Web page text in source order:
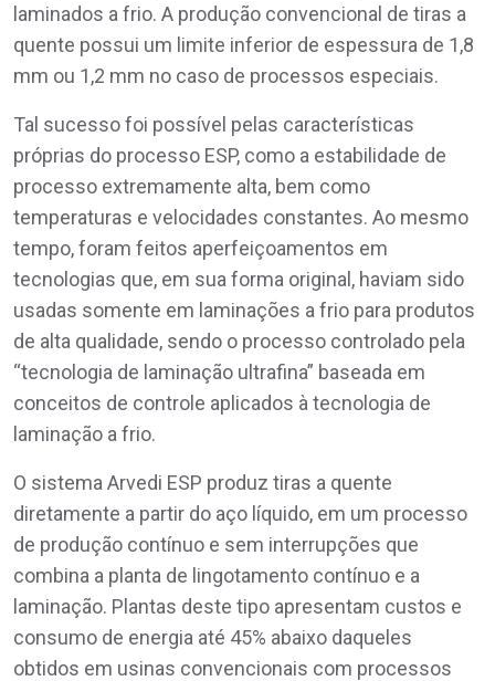
laminados a frio. A produção convencional de tiras a
quente possui um limite inferior de espessura de 1,8
mm ou 1,2 mm no caso de processos especiais.
Tal sucesso foi possível pelas características
próprias do processo ESP, como a estabilidade de
processo extremamente alta, bem como
temperaturas e velocidades constantes. Ao mesmo
tempo, foram feitos aperfeiçoamentos em
tecnologias que, em sua forma original, haviam sido
usadas somente em laminações a frio para produtos
de alta qualidade, sendo o processo controlado pela
“tecnologia de laminação ultrafina” baseada em
conceitos de controle aplicados à tecnologia de
laminação a frio.
O sistema Arvedi ESP produz tiras a quente
diretamente a partir do aço líquido, em um processo
de produção contínuo e sem interrupções que
combina a planta de lingotamento contínuo e a
laminação. Plantas deste tipo apresentam custos e
consumo de energia até 45% abaixo daqueles
obtidos em usinas convencionais com processos